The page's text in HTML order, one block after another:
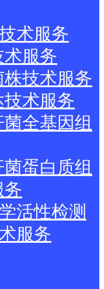
术服务
服务
技术服务
术服务
全基因组
蛋白质组
务
活性检测
服务